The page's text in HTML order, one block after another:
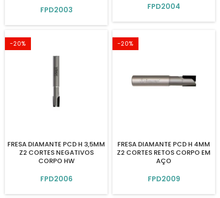
FPD2003 FPD2004
-20%
FRESA DIAMANTE PCD H 3,5MM
Z2 CORTES NEGATIVOS
CORPO HW
FPD2006
-20%
FRESA DIAMANTE PCD H 4MM
Z2 CORTES RETOS CORPO EM
AÇO
FPD2009